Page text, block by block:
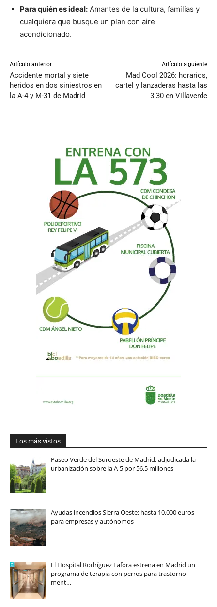
Para quién es ideal: Amantes de la cultura, familias y
cualquiera que busque un plan con aire
acondicionado.
Artículo anterior
Accidente mortal y siete
heridos en dos siniestros en
la A-4 y M-31 de Madrid
Artículo siguiente
Mad Cool 2026: horarios,
cartel y lanzaderas hasta las
3:30 en Villaverde
Los más vistos
Paseo Verde del Suroeste de Madrid: adjudicada la
urbanización sobre la A-5 por 56,5 millones
Ayudas incendios Sierra Oeste: hasta 10.000 euros
para empresas y autónomos
El Hospital Rodríguez Lafora estrena en Madrid un
programa de terapia con perros para trastorno
ment…